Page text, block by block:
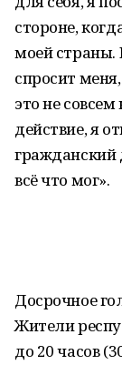
стороне,
моей страны.
спросит
это не
действие, я
гражданский
всё что мог».
Досрочное
Жители
до 20 часов